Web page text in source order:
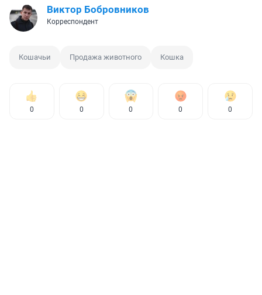
Виктор Бобровников
Корреспондент
Кошачьи Продажа животного Кошка
0 0 0 0 0